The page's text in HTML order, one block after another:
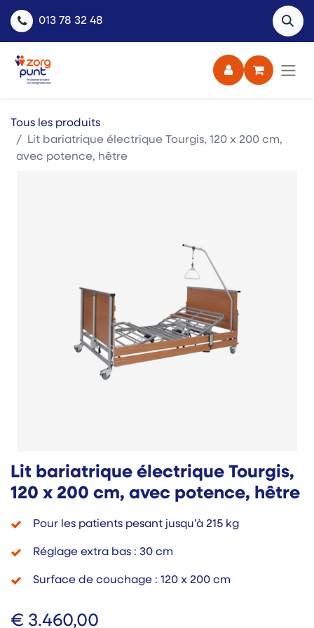
013 78 32 48
Tous les produits
Lit bariatrique électrique Tourgis, 120 x 200 cm,
avec potence, hêtre
Lit bariatrique électrique Tourgis,
120 x 200 cm, avec potence, hêtre
Pour les patients pesant jusqu’à 215 kg
Réglage extra bas : 30 cm
Surface de couchage : 120 x 200 cm
€ 3.460,00